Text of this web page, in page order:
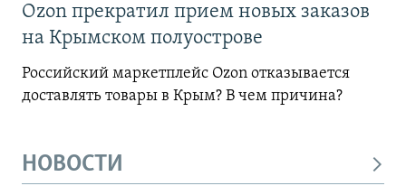
Ozon прекратил прием новых заказов
на Крымском полуострове
Российский маркетплейс Ozon отказывается
доставлять товары в Крым? В чем причина?
НОВОСТИ